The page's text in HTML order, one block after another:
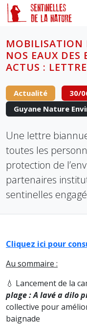
MOBILISATION
NOS EAUX DES
ACTUS :
Actualité
30/
Guyane Nature
Une lettre
toutes les
protection de
partenaires
sentinelles
Cliquez ici pour
Au sommaire :
💧 Lancement de la
plage : A lavé a dilo
collective pour
baignade
Panneau de gestion